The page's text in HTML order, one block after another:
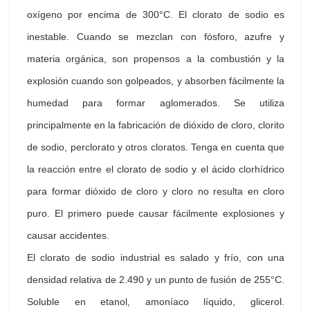
oxígeno por encima de 300°C. El clorato de sodio es
inestable. Cuando se mezclan con fósforo, azufre y
materia orgánica, son propensos a la combustión y la
explosión cuando son golpeados, y absorben fácilmente la
humedad para formar aglomerados. Se utiliza
principalmente en la fabricación de dióxido de cloro, clorito
de sodio, perclorato y otros cloratos. Tenga en cuenta que
la reacción entre el clorato de sodio y el ácido clorhídrico
para formar dióxido de cloro y cloro no resulta en cloro
puro. El primero puede causar fácilmente explosiones y
causar accidentes.
El clorato de sodio industrial es salado y frío, con una
densidad relativa de 2.490 y un punto de fusión de 255°C.
Soluble en etanol, amoníaco líquido, glicerol.